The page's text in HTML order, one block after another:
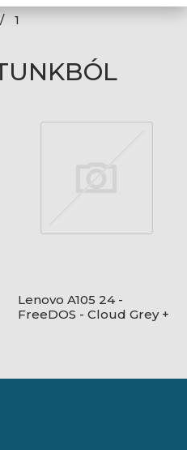
1
Lenovo A105 24 -
FreeDOS - Cloud Grey +